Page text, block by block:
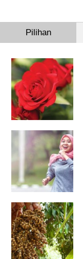
Pilihan